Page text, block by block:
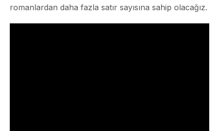
romanlardan daha fazla satır sayısına sahip olacağız.